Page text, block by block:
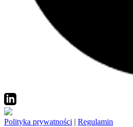
Polityka prywatności | Regulamin